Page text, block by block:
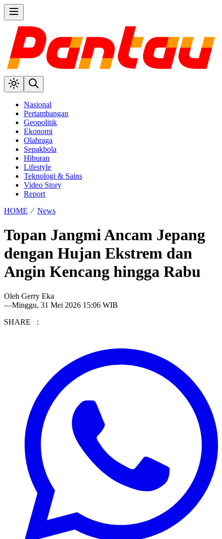
Nasional
Pertambangan
Geopolitik
Ekonomi
Olahraga
Sepakbola
Hiburan
Lifestyle
Teknologi & Sains
Video Story
Report
HOME ⁄ News
Topan Jangmi Ancam Jepang
dengan Hujan Ekstrem dan
Angin Kencang hingga Rabu
Oleh Gerry Eka
—Minggu, 31 Mei 2026 15:06 WIB
SHARE :